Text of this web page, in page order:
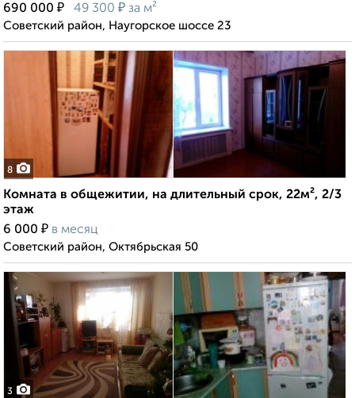
690 000 ₽ 49 300 ₽ за м²
Советский район, Наугорское шоссе 23
8
Комната в общежитии, на длительный срок, 22м², 2/3
этаж
6 000 ₽ в месяц
Советский район, Октябрьская 50
3